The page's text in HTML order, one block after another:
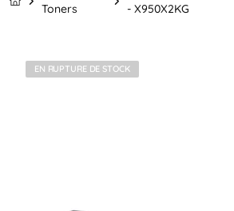
Toners
- X950X2KG
EN RUPTURE DE STOCK